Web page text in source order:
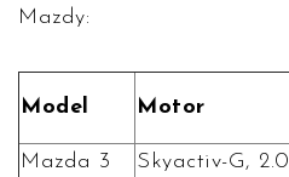
Mazdy:
Model Motor
Mazda 3
Skyactiv-G, 2.0